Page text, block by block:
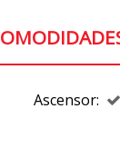
Ascensor: